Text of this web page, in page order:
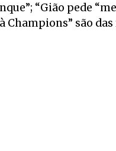
“Gião pede
são